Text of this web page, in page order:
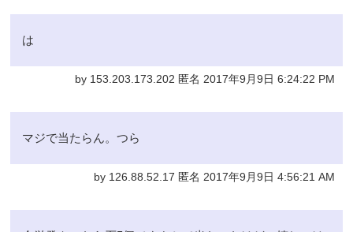
は
by 153.203.173.202 匿名 2017年9月9日 6:24:22 PM
マジで当たらん。つら
by 126.88.52.17 匿名 2017年9月9日 4:56:21 AM